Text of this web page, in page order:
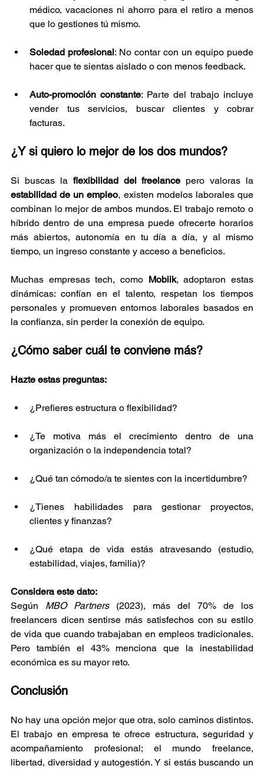
médico, vacaciones ni ahorro para el retiro a menos
que lo gestiones tú mismo.
Soledad profesional: No contar con un equipo puede
hacer que te sientas aislado o con menos feedback.
Auto-promoción constante: Parte del trabajo incluye
vender tus servicios, buscar clientes y cobrar
facturas.
¿Y si quiero lo mejor de los dos mundos?
Si buscas la flexibilidad del freelance
estabilidad de un empleo, existen modelos laborales que
combinan lo mejor de ambos mundos. El trabajo remoto o
híbrido dentro de una empresa puede ofrecerte horarios
más abiertos, autonomía en tu día a día, y al mismo
tiempo, un ingreso constante y acceso a beneficios.
Muchas empresas tech, como Mobiik, adoptaron estas
dinámicas: confían en el talento, respetan los tiempos
personales y promueven entornos laborales basados en
la confianza, sin perder la conexión de equipo.
¿Cómo saber cuál te conviene más?
Hazte estas preguntas:
¿Prefieres estructura o flexibilidad?
¿Te motiva más el crecimiento dentro de una
organización o la independencia total?
¿Qué tan cómodo/a te sientes con la incertidumbre?
¿Tienes habilidades para gestionar proyectos,
clientes y finanzas?
¿Qué etapa de vida estás atravesando (estudio,
estabilidad, viajes, familia)?
Considera este dato:
Según MBO Partners (2023), más del 70% de los
freelancers dicen sentirse más satisfechos con su estilo
de vida que cuando trabajaban en empleos tradicionales.
Pero también el 43% menciona que la inestabilidad
económica es su mayor reto.
Conclusión
No hay una opción mejor que otra, solo caminos distintos.
El trabajo en empresa te ofrece estructura, seguridad y
acompañamiento profesional; el mundo freelance,
libertad, diversidad y autogestión. Y si estás buscando un